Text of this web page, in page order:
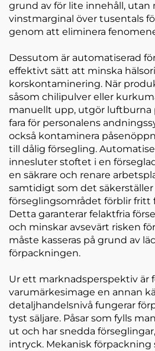
grund av för lite innehåll, utan
vinstmarginal över tusentals
genom att eliminera
Dessutom är automatiserad
effektivt sätt att minska
korskontaminering. När
såsom chilipulver eller
manuellt upp, utgör luftburna
fara för personalens
också kontaminera
till dålig försegling.
innesluter stoftet i en
en säkrare och renare
samtidigt som det
förseglingsområdet förblir fritt
Detta garanterar felaktfria
och minskar avsevärt risken
måste kasseras på grund av
förpackningen.
Ur ett marknadsperspektiv är
varumärkesimage en annan
detaljhandelsnivå fungerar
tyst säljare. Påsar som fylls
ut och har snedda
intryck. Mekanisk förpackning